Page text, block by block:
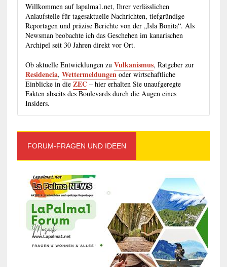
Willkommen auf lapalma1.net, Ihrer verlässlichen
Anlaufstelle für tagesaktuelle Nachrichten, tiefgründige
Reportagen und präzise Berichte von der „Isla Bonita“. Als
Newsman beobachte ich das Geschehen im kanarischen
Archipel seit 30 Jahren direkt vor Ort.
Ob aktuelle Entwicklungen zu Vulkanismus, Ratgeber zur
Residencia, Wettermeldungenoder wirtschaftliche
Einblicke in die ZEC– hier erhalten Sie unaufgeregte
Fakten abseits des Boulevards durch die Augen eines
Insiders.
FORUM-FRAGEN UND IDEEN